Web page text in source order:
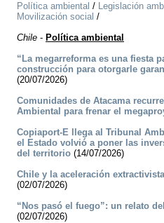
Política ambiental / Legislación
Movilización social /
Chile - Política ambiental
“La megarreforma es una fiesta
construcción para otorgarle
(20/07/2026)
Comunidades de Atacama
Ambiental para frenar el
Copiaport-E llega al Tribunal
el Estado volvió a poner las
del territorio (14/07/2026)
Chile y la aceleración
(02/07/2026)
“Nos pasó el fuego”: un relato
(02/07/2026)